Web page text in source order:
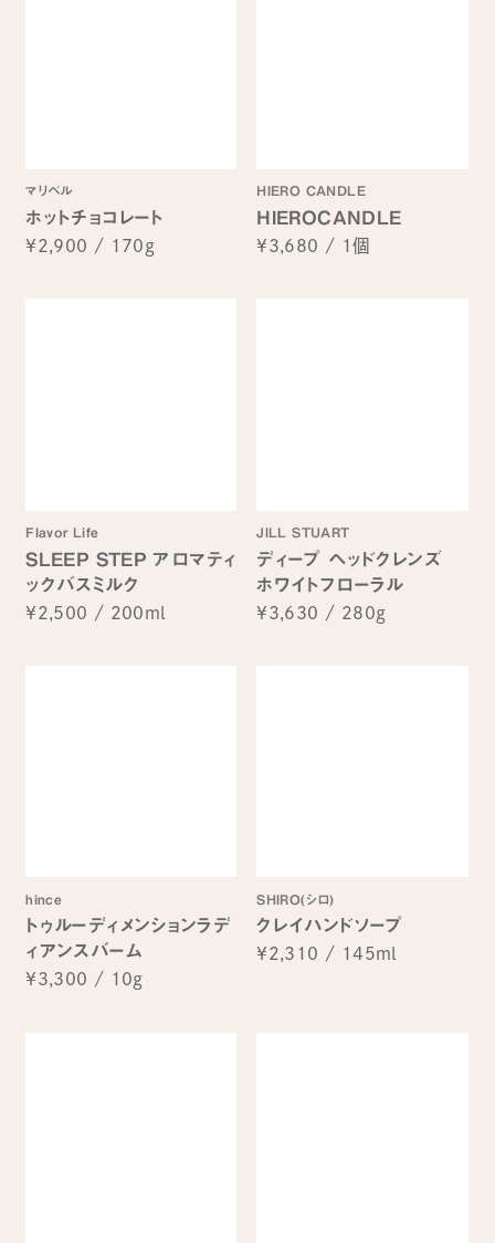
マリベル
ホットチョコレート
¥2,900 / 170g
HIERO CANDLE
HIEROCANDLE
¥3,680 / 1個
Flavor Life
SLEEP STEP アロマティ
ックバスミルク
¥2,500 / 200ml
JILL STUART
ディープ ヘッドクレンズ
ホワイトフローラル
¥3,630 / 280g
hince
トゥルーディメンションラデ
ィアンスバーム
¥3,300 / 10g
SHIRO(シロ)
クレイハンドソープ
¥2,310 / 145ml